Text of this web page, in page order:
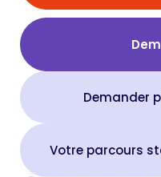
Demander
Votre parcours